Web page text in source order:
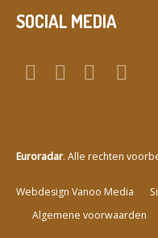
SOCIAL MEDIA
Euroradar. Alle rechten
Webdesign Vanoo Media
Algemene voorwaarden